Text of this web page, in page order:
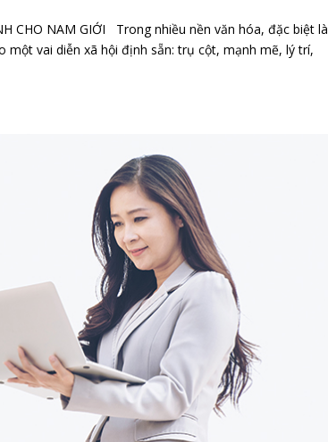
CHO NAM GIỚI Trong nhiều nền văn hóa, đặc biệt là
vai diễn xã hội định sẵn: trụ cột, mạnh mẽ, lý trí,